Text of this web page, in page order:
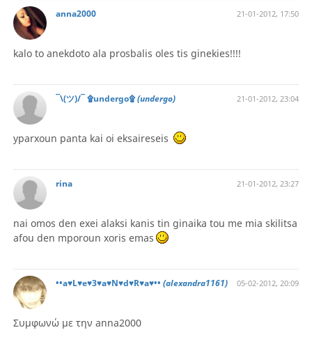
anna2000 21-01-2012, 17:50
kalo to anekdoto ala prosbalis oles tis ginekies!!!!
¯\(ツ)/¯ ۩undergo۩(undergo) 21-01-2012, 23:04
yparxoun panta kai oi eksaireseis
rina 21-01-2012, 23:27
nai omos den exei alaksi kanis tin ginaika tou me mia skilitsa
afou den mporoun xoris emas
••a♥L♥e♥3♥a♥N♥d♥R♥a♥•• (alexandra1161) 05-02-2012, 20:09
Συμφωνώ με την anna2000